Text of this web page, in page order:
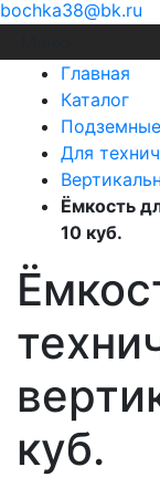
bochka38@bk.ru
Главная
Каталог
Для
Ёмкость
10 куб.
куб.